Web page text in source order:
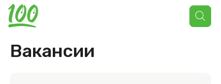
Поиск
товаров
Вакансии